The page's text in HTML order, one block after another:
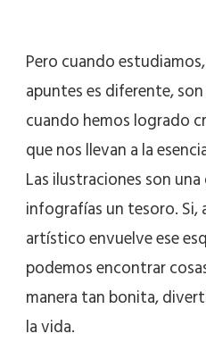
Pero cuando
apuntes es diferente,
cuando hemos logrado
que nos llevan a la
Las ilustraciones son
infografías un tesoro. Si,
artístico envuelve ese
podemos encontrar
manera tan bonita,
la vida.